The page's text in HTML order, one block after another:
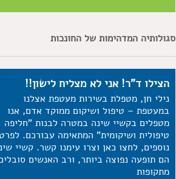
סגולותיה המדהימות של החונכות
הצילו ד"ר! אני לא מצליח לישון!!
נילי חן, מטפלת בשירות מעטפת אצלנו
במעטפת – טיפול ושיקום ממוקד אדם, אנו
מטפלים בקשיי שינה במטרה לבנות "חליפה
טיפולית ושיקומית" המתאימה עבורכם.
נוספים, לחצו כאן וצרו עימנו קשר. קשיי
הם תופעה נפוצה ביותר, ורב האנשים
מתקופות